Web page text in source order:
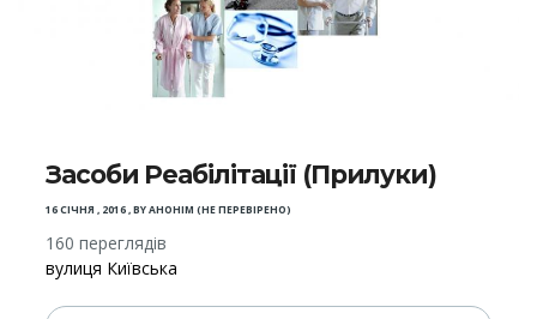
Засоби Реабілітації (Прилуки)
16 СІЧНЯ , 2016,BYАНОНІМ (НЕ ПЕРЕВІРЕНО)
160 переглядів
вулиця Київська